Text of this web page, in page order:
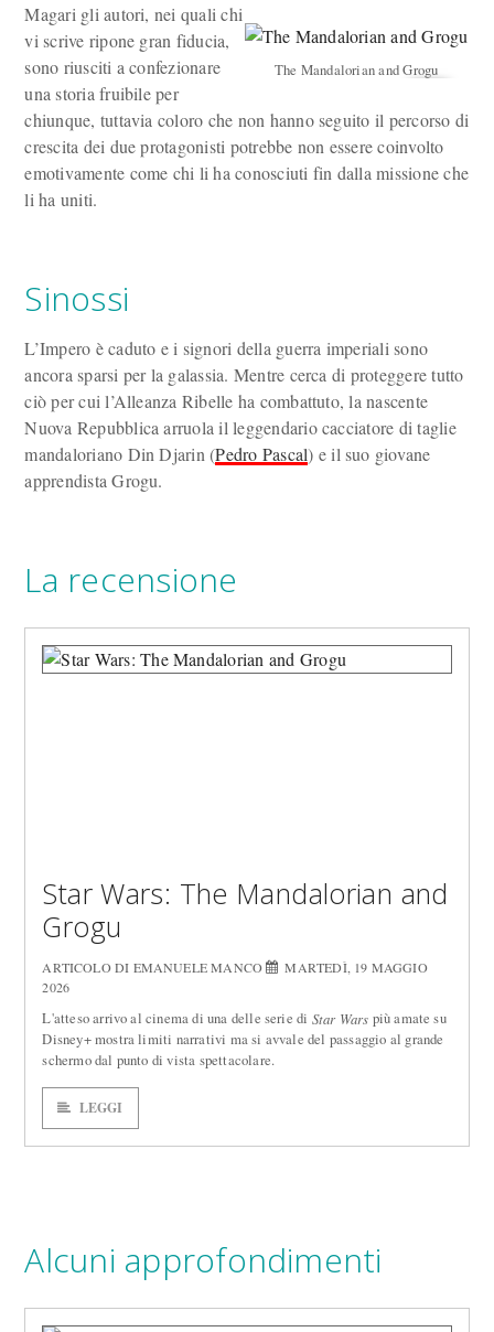
The Mandalorian and Grogu
Magari gli autori, nei quali chi
vi scrive ripone gran fiducia,
sono riusciti a confezionare
una storia fruibile per
chiunque, tuttavia coloro che non hanno seguito il percorso di
crescita dei due protagonisti potrebbe non essere coinvolto
emotivamente come chi li ha conosciuti fin dalla missione che
li ha uniti.
Sinossi
L’Impero è caduto e i signori della guerra imperiali sono
ancora sparsi per la galassia. Mentre cerca di proteggere tutto
ciò per cui l’Alleanza Ribelle ha combattuto, la nascente
Nuova Repubblica arruola il leggendario cacciatore di taglie
mandaloriano Din Djarin (Pedro Pascal) e il suo giovane
apprendista Grogu.
La recensione
Star Wars: The Mandalorian and
Grogu
ARTICOLO DI EMANUELE MANCO
MARTEDÌ, 19 MAGGIO
2026
L'atteso arrivo al cinema di una delle serie di Star Wars più amate su
Disney+ mostra limiti narrativi ma si avvale del passaggio al grande
schermo dal punto di vista spettacolare.
LEGGI
Alcuni approfondimenti